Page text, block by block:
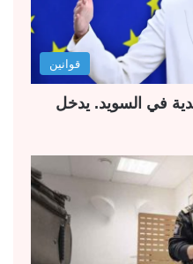
قوانين
في السويد. يدخل